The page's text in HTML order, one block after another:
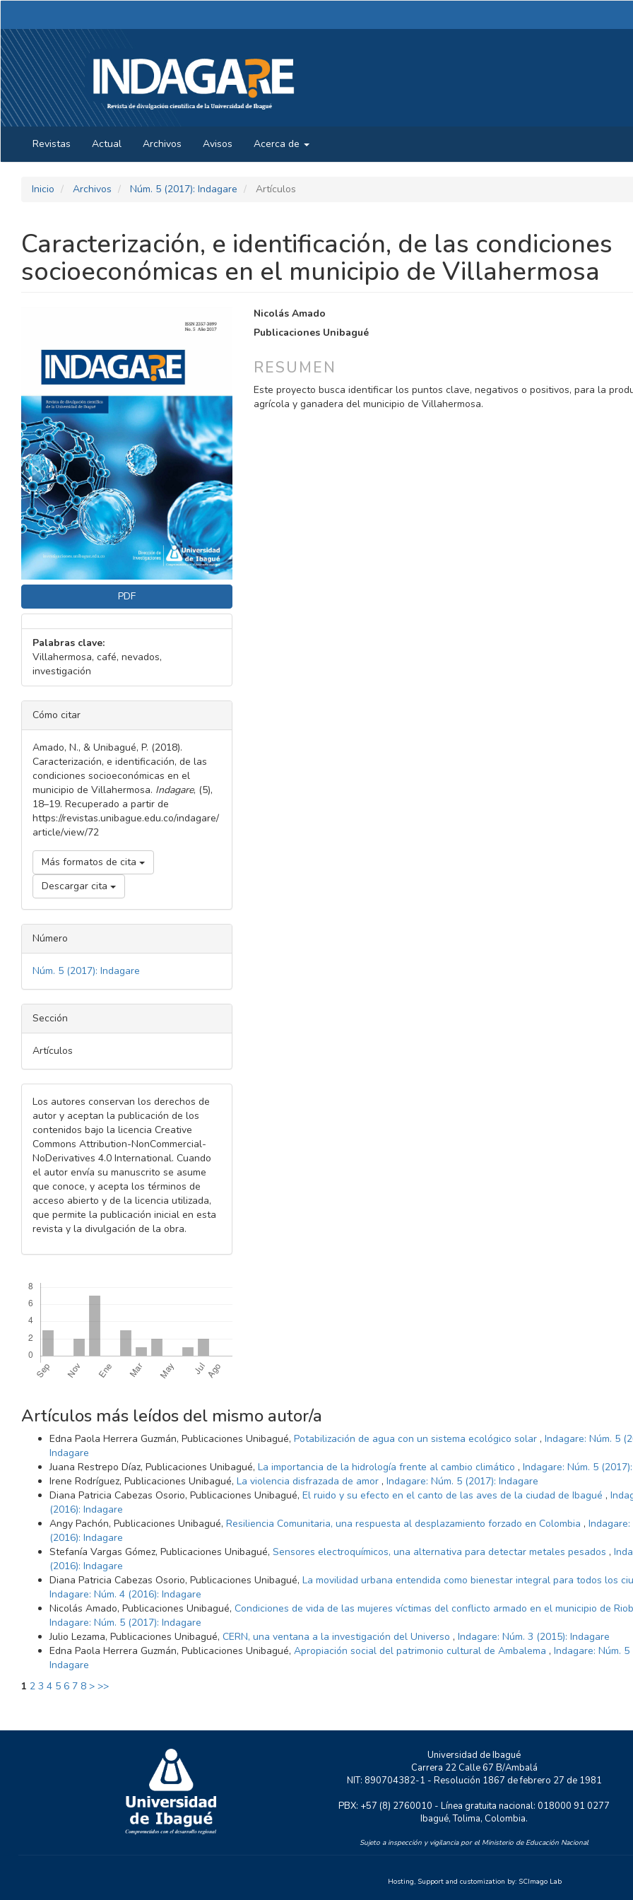
Contenido
principal
Barra
lateral
Revistas Actual Archivos Avisos Acerca de
Inicio Archivos Núm. 5 (2017): Indagare Artículos
Caracterización, e identificación, de las condiciones
socioeconómicas en el municipio de Villahermosa
DEL
ARTÍCULO
PDF
Palabras clave:
Villahermosa, café, nevados,
investigación
DETALLES
DEL
ARTÍCULO
Cómo citar
Amado, N., & Unibagué, P. (2018).
Caracterización, e identificación, de las
condiciones socioeconómicas en el
municipio de Villahermosa. Indagare, (5),
18–19. Recuperado a partir de
https://revistas.unibague.edu.co/indagare/
article/view/72
Más formatos de cita
Descargar cita
Número
Núm. 5 (2017): Indagare
Sección
Artículos
Los autores conservan los derechos de
autor y aceptan la publicación de los
contenidos bajo la licencia Creative
Commons Attribution-NonCommercial-
NoDerivatives 4.0 International. Cuando
el autor envía su manuscrito se asume
que conoce, y acepta los términos de
acceso abierto y de la licencia utilizada,
que permite la publicación inicial en esta
revista y la divulgación de la obra.
CONTENIDO
PRINCIPAL
ARTÍCULO
Nicolás Amado
Publicaciones Unibagué
RESUMEN
Este proyecto busca identificar los puntos clave, negativos o positivos, para la
agrícola y ganadera del municipio de Villahermosa.
Artículos más leídos del mismo autor/a
Edna Paola Herrera Guzmán, Publicaciones Unibagué, Potabilización de agua con un sistema ecológico solar , Indagare: Núm. 5
Indagare
Juana Restrepo Díaz, Publicaciones Unibagué, La importancia de la hidrología frente al cambio climático , Indagare: Núm. 5
Irene Rodríguez, Publicaciones Unibagué, La violencia disfrazada de amor , Indagare: Núm. 5 (2017): Indagare
Diana Patricia Cabezas Osorio, Publicaciones Unibagué, El ruido y su efecto en el canto de las aves de la ciudad de Ibagué ,
(2016): Indagare
Angy Pachón, Publicaciones Unibagué, Resiliencia Comunitaria, una respuesta al desplazamiento forzado en Colombia , Indagare:
(2016): Indagare
Stefanía Vargas Gómez, Publicaciones Unibagué, Sensores electroquímicos, una alternativa para detectar metales pesados ,
(2016): Indagare
Diana Patricia Cabezas Osorio, Publicaciones Unibagué, La movilidad urbana entendida como bienestar integral para todos los
Indagare: Núm. 4 (2016): Indagare
Nicolás Amado, Publicaciones Unibagué, Condiciones de vida de las mujeres víctimas del conflicto armado en el municipio de
Indagare: Núm. 5 (2017): Indagare
Julio Lezama, Publicaciones Unibagué, CERN, una ventana a la investigación del Universo , Indagare: Núm. 3 (2015): Indagare
Edna Paola Herrera Guzmán, Publicaciones Unibagué, Apropiación social del patrimonio cultural de Ambalema , Indagare: Núm. 5
Indagare
1 2 3 4 5 6 7 8 > >>
Universidad de Ibagué
Carrera 22 Calle 67 B/Ambalá
NIT: 890704382-1 - Resolución 1867 de febrero 27 de 1981
PBX: +57 (8) 2760010 - Línea gratuita nacional: 018000 91 0277
Ibagué, Tolima, Colombia.
Sujeto a inspección y vigilancia por el Ministerio de Educación Nacional
Hosting, Support and customization by: SCImago Lab